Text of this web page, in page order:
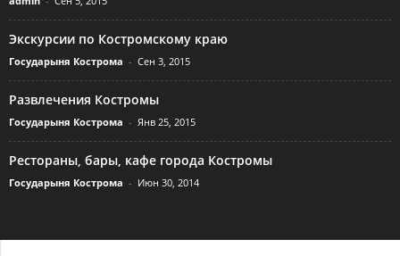
Экскурсии по Костромскому краю
Государыня Кострома - Сен 3, 2015
Развлечения Костромы
Государыня Кострома - Янв 25, 2015
Рестораны, бары, кафе города Костромы
Государыня Кострома - Июн 30, 2014